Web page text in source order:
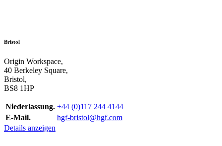
Bristol
Origin Workspace,
40 Berkeley Square,
Bristol,
BS8 1HP
Niederlassung. +44 (0)117 244 4144
E-Mail.
hgf-bristol@hgf.com
Details anzeigen